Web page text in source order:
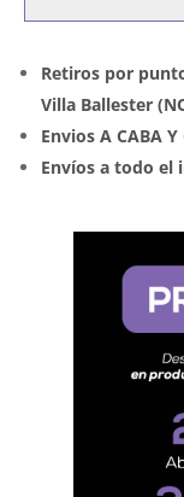
Retiros por
Villa Ballester
Envios A CABA
Envíos a todo el